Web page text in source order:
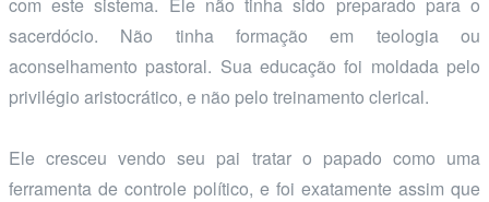
sacerdócio. Não tinha formação em teologia ou
aconselhamento pastoral. Sua educação foi moldada pelo
privilégio aristocrático, e não pelo treinamento clerical.
Ele cresceu vendo seu pai tratar o papado como uma
ferramenta de controle político, e foi exatamente assim que